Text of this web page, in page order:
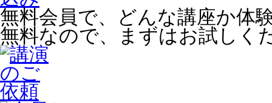
無料会員で、どんな講座か体
無料なので、まずはお試しく